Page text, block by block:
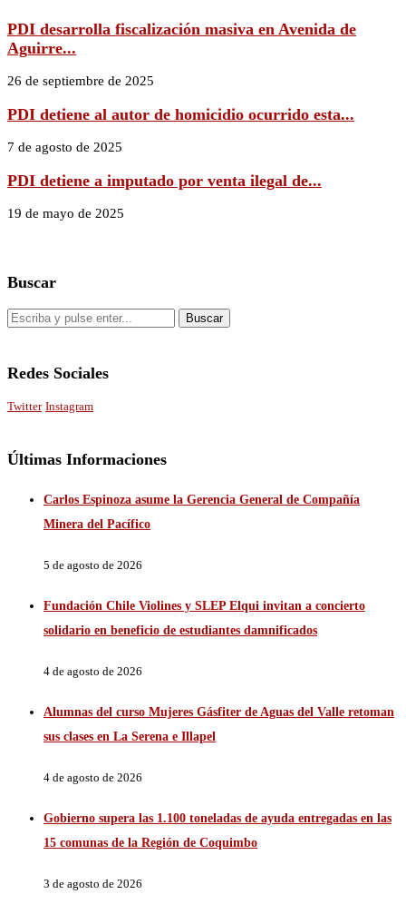
PDI desarrolla fiscalización masiva en Avenida de
Aguirre...
26 de septiembre de 2025
PDI detiene al autor de homicidio ocurrido esta...
7 de agosto de 2025
PDI detiene a imputado por venta ilegal de...
19 de mayo de 2025
Buscar
Redes Sociales
Twitter Instagram
Últimas Informaciones
Carlos Espinoza asume la Gerencia General de Compañía
Minera del Pacífico
5 de agosto de 2026
Fundación Chile Violines y SLEP Elqui invitan a concierto
solidario en beneficio de estudiantes damnificados
4 de agosto de 2026
Alumnas del curso Mujeres Gásfiter de Aguas del Valle retoman
sus clases en La Serena e Illapel
4 de agosto de 2026
Gobierno supera las 1.100 toneladas de ayuda entregadas en las
15 comunas de la Región de Coquimbo
3 de agosto de 2026